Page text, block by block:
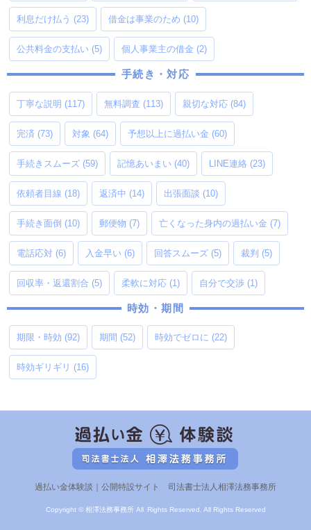
利息だけ払う (23) 借金は事業のため (10)
公共料金の支払い (5) 個人事業主の借金 (2)
手続き・対応
丁寧な説明 (117) 無料調査 (113) 親切な対応 (84)
完済 (73) 対象 (64) 予想以上に過払い金 (60)
手続きスムーズ (59) 記憶あいまい (40) LINE連絡 (23)
依頼者目線 (18) 返済中 (14) 出張面談 (10)
手続き面倒 (10) 郵便物 (7) 亡くなった身内の過払い金 (7)
電話応対 (6) 入金早い (6) 回答スムーズ (5) 裁判 (5)
回収率・返還割合 (5) 柔軟に対応 (1) 自分で交渉 (1)
時効・期間
期限・時効 (92) 期間 (52) 時効でゼロに (22)
時効ギリギリ (16)
過払い金体験談｜公開特設サイト 司法書士法人相澤法務事務所
Copyright © 相澤法務事務所 All Rights Reserved. All Rights Reserved